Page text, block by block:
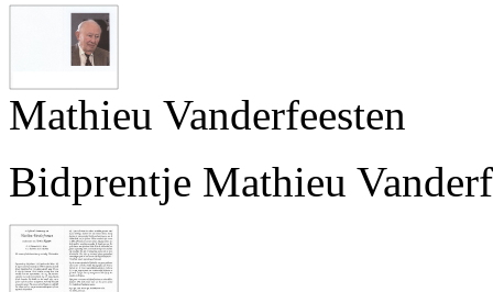
Mathieu Vanderfeesten
Bidprentje Mathieu